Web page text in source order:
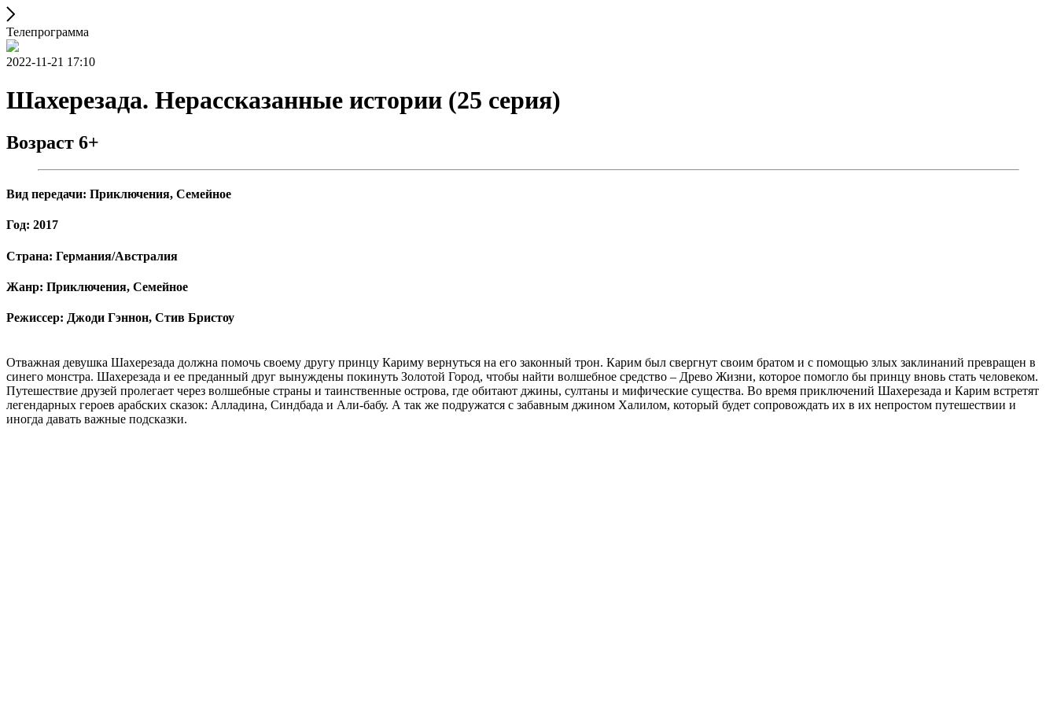
Телепрограмма
2022-11-21 17:10
Шахерезада. Нерассказанные истории (25 серия)
Возраст 6+
Вид передачи: Приключения, Семейное
Год: 2017
Страна: Германия/Австралия
Жанр: Приключения, Семейное
Режиссер: Джоди Гэннон, Стив Бристоу
Отважная девушка Шахерезада должна помочь своему другу принцу Кариму вернуться на его законный трон. Карим был свергнут своим братом и с помощью злых заклинаний превращен в
синего монстра. Шахерезада и ее преданный друг вынуждены покинуть Золотой Город, чтобы найти волшебное средство – Древо Жизни, которое помогло бы принцу вновь стать человеком.
Путешествие друзей пролегает через волшебные страны и таинственные острова, где обитают джины, султаны и мифические существа. Во время приключений Шахерезада и Карим встретят
легендарных героев арабских сказок: Алладина, Синдбада и Али-бабу. А так же подружатся с забавным джином Халилом, который будет сопровождать их в их непростом путешествии и
иногда давать важные подсказки.